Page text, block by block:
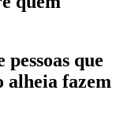
que
fazem